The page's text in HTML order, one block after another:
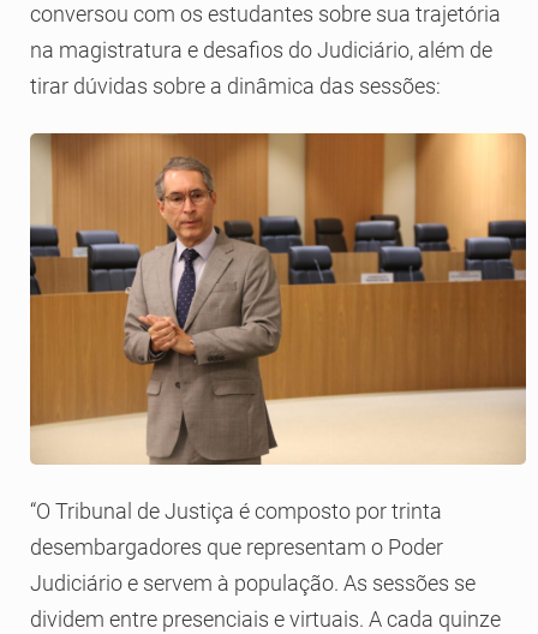
conversou com os estudantes sobre sua trajetória
na magistratura e desafios do Judiciário, além de
tirar dúvidas sobre a dinâmica das sessões:
“O Tribunal de Justiça é composto por trinta
desembargadores que representam o Poder
Judiciário e servem à população. As sessões se
dividem entre presenciais e virtuais. A cada quinze